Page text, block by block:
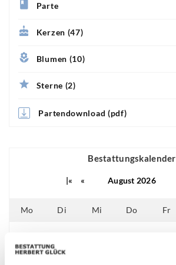
Parte
Kerzen (47)
Blumen (10)
Sterne (2)
Partendownload (pdf)
Bestattungskalender
|« « August 2026
Mo Di Mi Do Fr